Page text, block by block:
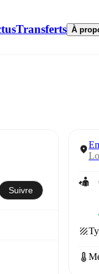
Transferts À
Suivre